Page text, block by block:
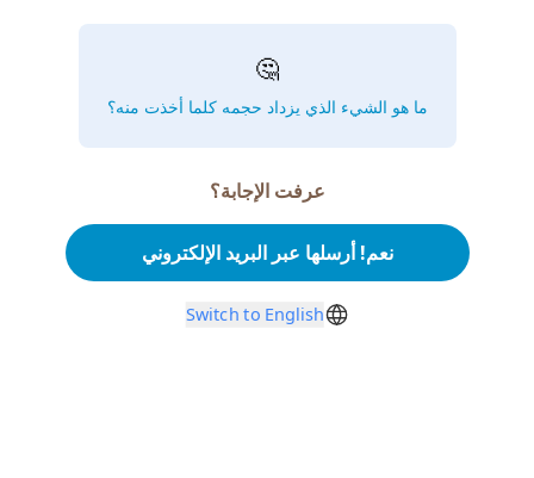
🤔
ما هو الشيء الذي يزداد حجمه كلما أخذت منه؟
عرفت الإجابة؟
نعم! أرسلها عبر البريد الإلكتروني
Switch to English